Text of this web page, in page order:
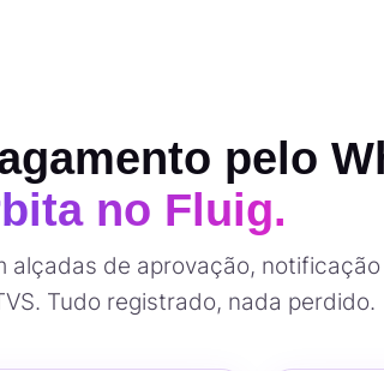
pelo
no Fluig.
alçadas de aprovação,
Tudo registrado, nada perdido.